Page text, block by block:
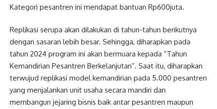
Kategori pesantren ini mendapat bantuan Rp600juta.
Replikasi serupa akan dilakukan di tahun-tahun berikutnya
dengan sasaran lebih besar. Sehingga, diharapkan pada
tahun 2024 program ini akan bermuara kepada “Tahun
Kemandirian Pesantren Berkelanjutan”. Saat itu, diharapkan
terwujud replikasi model kemandirian pada 5.000 pesantren
yang menjalankan unit usaha secara mandiri dan
membangun jejaring bisnis baik antar pesantren maupun